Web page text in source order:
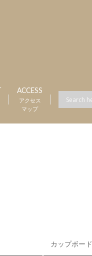
ACCESS
アクセス
マップ
カップボード